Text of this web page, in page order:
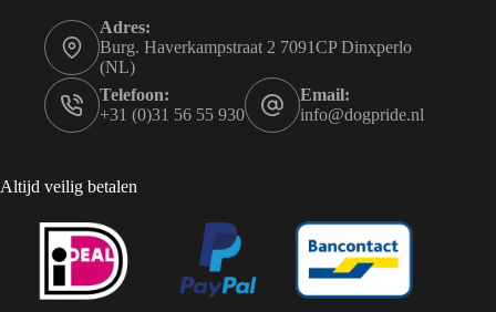
Adres:
Burg. Haverkampstraat 2 7091CP Dinxperlo
(NL)
Telefoon:
+31 (0)31 56 55 930
Email:
info@dogpride.nl
Altijd veilig betalen